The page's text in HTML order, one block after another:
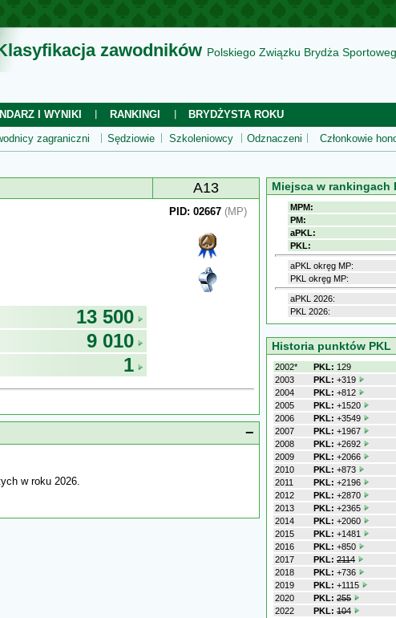
zawodników Polskiego Związku Brydża
I WYNIKI RANKINGI
BRYDŻYSTA ROKU
zagraniczni Sędziowie Szkoleniowcy Odznaczeni Członkowie
A13
13 500
9 010
1
PID: 02667 (MP)
−
w roku 2026.
Miejsca w rankingach
MPM:
PM:
aPKL:
PKL:
aPKL okręg MP:
PKL okręg MP:
aPKL 2026:
PKL 2026:
Historia punktów PKL
2002* PKL: 129
2003
PKL: +319
2004
PKL: +812
2005
PKL: +1520
2006
PKL: +3549
2007
PKL: +1967
2008
PKL: +2692
2009
PKL: +2066
2010
PKL: +873
2011
PKL: +2196
2012
PKL: +2870
2013
PKL: +2365
2014
PKL: +2060
2015
PKL: +1481
2016
PKL: +850
2017
PKL: 2114
2018
PKL: +736
2019
PKL: +1115
2020
PKL: 255
2022
PKL: 104